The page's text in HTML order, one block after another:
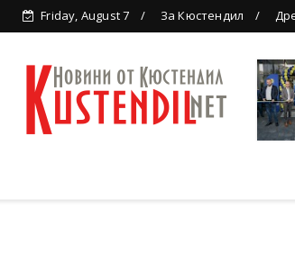
Friday, August 7 За Кюстендил